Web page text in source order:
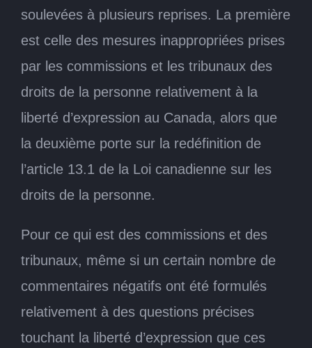
soulevées à plusieurs reprises. La première
est celle des mesures inappropriées prises
par les commissions et les tribunaux des
droits de la personne relativement à la
liberté d’expression au Canada, alors que
la deuxième porte sur la redéfinition de
l’article 13.1 de la Loi canadienne sur les
droits de la personne.
Pour ce qui est des commissions et des
tribunaux, même si un certain nombre de
commentaires négatifs ont été formulés
relativement à des questions précises
touchant la liberté d’expression que ces